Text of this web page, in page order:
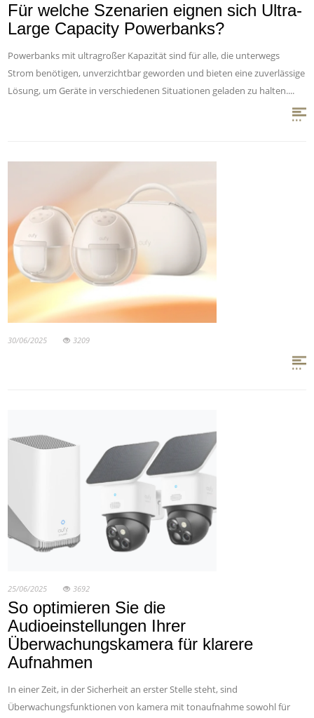
Für welche Szenarien eignen sich Ultra-
Large Capacity Powerbanks?
Powerbanks mit ultragroßer Kapazität sind für alle, die unterwegs
Strom benötigen, unverzichtbar geworden und bieten eine zuverlässige
Lösung, um Geräte in verschiedenen Situationen geladen zu halten....
30/06/2025 3209
25/06/2025 3692
So optimieren Sie die
Audioeinstellungen Ihrer
Überwachungskamera für klarere
Aufnahmen
In einer Zeit, in der Sicherheit an erster Stelle steht, sind
Überwachungsfunktionen von kamera mit tonaufnahme sowohl für